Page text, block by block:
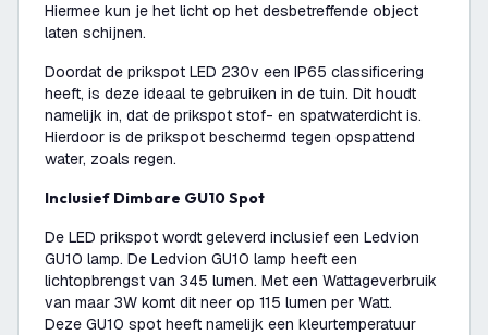
Hiermee kun je het licht op het desbetreffende object
laten schijnen.
Doordat de prikspot LED 230v een IP65 classificering
heeft, is deze ideaal te gebruiken in de tuin. Dit houdt
namelijk in, dat de prikspot stof- en spatwaterdicht is.
Hierdoor is de prikspot beschermd tegen opspattend
water, zoals regen.
Inclusief Dimbare GU10 Spot
De LED prikspot wordt geleverd inclusief een Ledvion
GU10 lamp. De Ledvion GU10 lamp heeft een
lichtopbrengst van 345 lumen. Met een Wattageverbruik
van maar 3W komt dit neer op 115 lumen per Watt.
Deze GU10 spot heeft namelijk een kleurtemperatuur